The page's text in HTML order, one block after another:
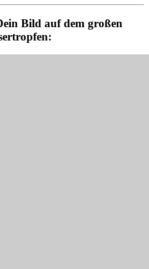
Bild auf dem großen